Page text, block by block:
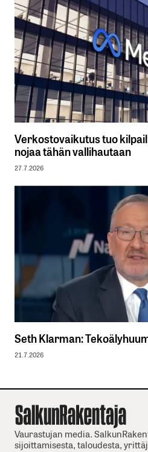
Verkostovaikutus tuo
nojaa tähän vallihautaan
27.7.2026
Seth Klarman:
21.7.2026
Vaurastujan media.
sijoittamisesta, taloudesta,